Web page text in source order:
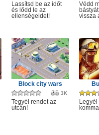
Lassítsd be az időt
és lődd le az
ellenségeidet!
Védd
vissza
Block city wars
3K
Tegyél rendet az
utcán!
Legyél